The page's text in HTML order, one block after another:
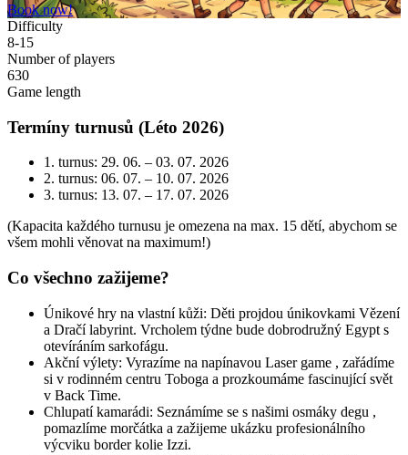
Book now!
Difficulty
8-15
Number of players
630
Game length
Termíny turnusů (Léto 2026)
1. turnus: 29. 06. – 03. 07. 2026
2. turnus: 06. 07. – 10. 07. 2026
3. turnus: 13. 07. – 17. 07. 2026
(Kapacita každého turnusu je omezena na max. 15 dětí, abychom se
všem mohli věnovat na maximum!)
Co všechno zažijeme?
Únikové hry na vlastní kůži: Děti projdou únikovkami Vězení
a Dračí labyrint. Vrcholem týdne bude dobrodružný Egypt s
otevíráním sarkofágu.
Akční výlety: Vyrazíme na napínavou Laser game , zařádíme
si v rodinném centru Toboga a prozkoumáme fascinující svět
v Back Time.
Chlupatí kamarádi: Seznámíme se s našimi osmáky degu ,
pomazlíme morčátka a zažijeme ukázku profesionálního
výcviku border kolie Izzi.